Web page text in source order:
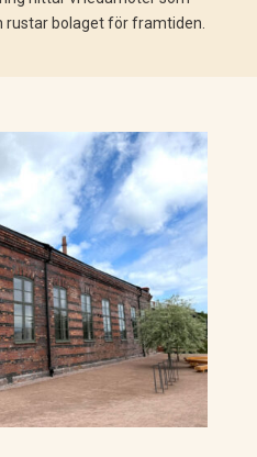
bolaget för framtiden.